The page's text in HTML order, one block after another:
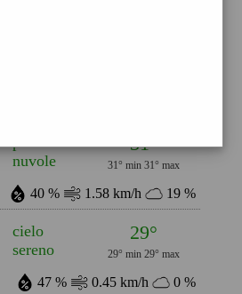
poche
nuvole
31°
31° min 31° max
40 % 1.58 km/h 19 %
cielo
sereno
29°
29° min 29° max
47 % 0.45 km/h 0 %